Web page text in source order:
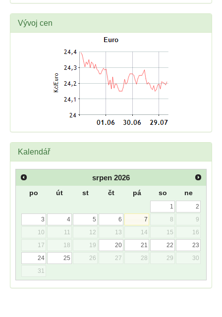
Vývoj cen
Kalendář
srpen 2026
po út st čt pá so ne
1
2
3
4 5 6 7 8
9
10
11 12 13 14 15
16
17
18 19 20 21 22
23
24
25 26 27 28 29
30
31